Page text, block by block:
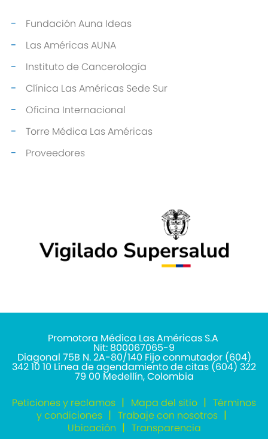
Fundación Auna Ideas
Las Américas AUNA
Instituto de Cancerología
Clínica Las Américas Sede Sur
Oficina Internacional
Torre Médica Las Américas
Proveedores
Promotora Médica Las Américas S.A
Nit: 800067065-9
Diagonal 75B N. 2A-80/140 Fijo conmutador (604)
342 10 10 Línea de agendamiento de citas (604) 322
79 00 Medellín, Colombia
Peticiones y reclamos
Mapa del sitio
Términos
y condiciones
Trabaje con nosotros
Ubicación
Transparencia